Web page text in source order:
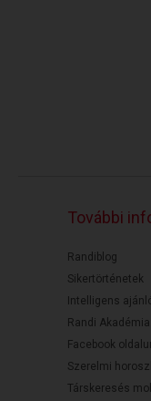
További
Randiblog
Sikertörténetek
Intelligens
Randi Akadémia
Facebook
Szerelmi
Társkeresés